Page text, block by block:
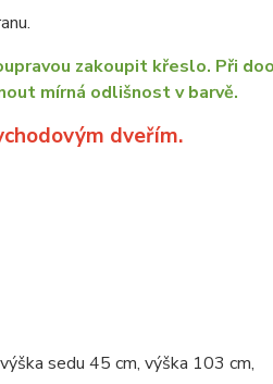
zakoupit křeslo. Při
mírná odlišnost v barvě.
dveřím.
sedu 45 cm, výška 103 cm,